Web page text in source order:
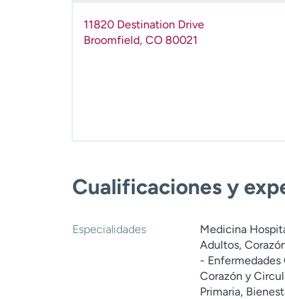
11820 Destination Drive
Broomfield, CO 80021
Cualificaciones y
Especialidades
Medicina
Adultos,
-
Corazón y
Primaria,